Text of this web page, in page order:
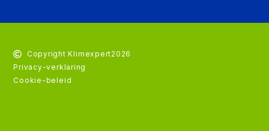
Copyright Klimexpert2026
Privacy-verklaring
Cookie-beleid